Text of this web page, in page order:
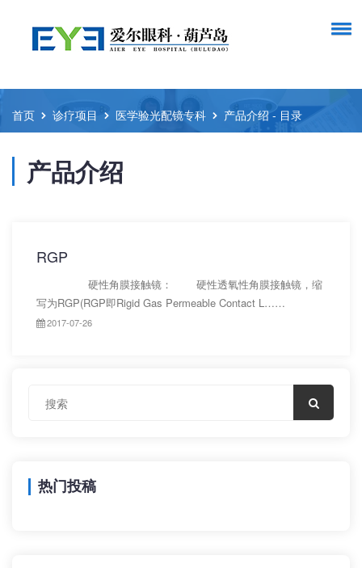
首页 诊疗项目 医学验光配镜专科 产品介绍 - 目录
产品介绍
RGP
硬性角膜接触镜： 硬性透氧性角膜接触镜，缩
写为RGP(RGP即Rigid Gas Permeable Contact L……
2017-07-26
热门投稿